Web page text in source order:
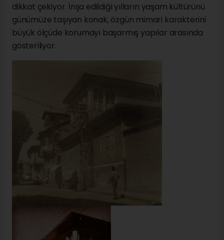
dikkat çekiyor. İnşa edildiği yılların yaşam kültürünü
günümüze taşıyan konak, özgün mimari karakterini
büyük ölçüde korumayı başarmış yapılar arasında
gösteriliyor.